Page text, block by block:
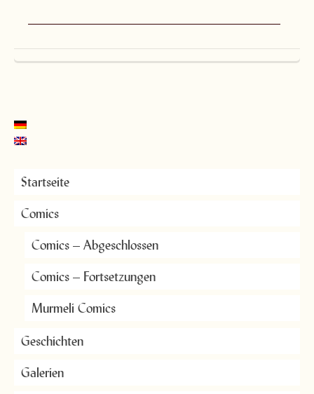
——————————————————
Startseite
Comics
Comics – Abgeschlossen
Comics – Fortsetzungen
Murmeli Comics
Geschichten
Galerien